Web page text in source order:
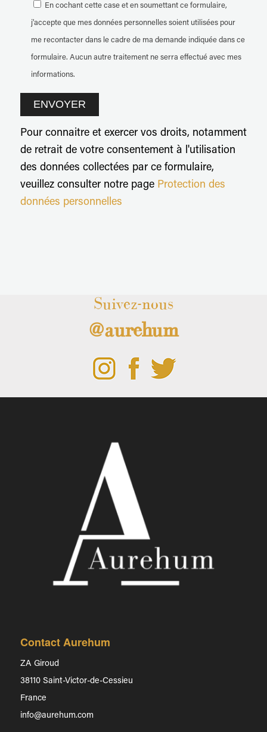
En cochant cette case et en soumettant ce formulaire,
j'accepte que mes données personnelles soient utilisées pour
me recontacter dans le cadre de ma demande indiquée dans ce
formulaire. Aucun autre traitement ne serra effectué avec mes
informations.
Pour connaitre et exercer vos droits, notamment
de retrait de votre consentement à l'utilisation
des données collectées par ce formulaire,
veuillez consulter notre page Protection des
données personnelles
Suivez-nous
@aurehum
Contact Aurehum
ZA Giroud
38110 Saint-Victor-de-Cessieu
France
info@aurehum.com